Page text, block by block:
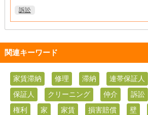
訴訟
関連キーワード
家賃滞納 修理 滞納 連帯保証人
保証人
クリーニング 仲介 訴訟
権利
家 家賃 損害賠償 壁